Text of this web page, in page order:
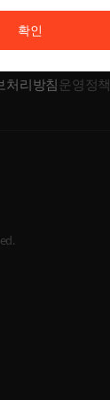
처리방침운영정책
확인